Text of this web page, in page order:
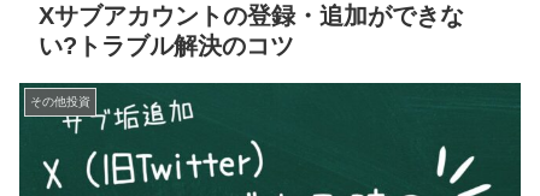
Xサブアカウントの登録・追加ができな
い?トラブル解決のコツ
その他投資